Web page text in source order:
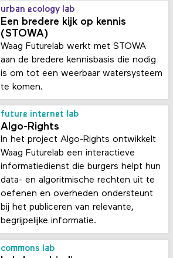
urban ecology lab
Een bredere kijk op kennis
(STOWA)
Waag Futurelab werkt met STOWA
aan de bredere kennisbasis die nodig
is om tot een weerbaar watersysteem
te komen.
future internet lab
Algo-Rights
In het project Algo-Rights ontwikkelt
Waag Futurelab een interactieve
informatiedienst die burgers helpt hun
data- en algoritmische rechten uit te
oefenen en overheden ondersteunt
bij het publiceren van relevante,
begrijpelijke informatie.
commons lab